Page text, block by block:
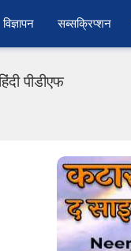
विज्ञापन सब्सक्रिप्शन
पीडीएफ